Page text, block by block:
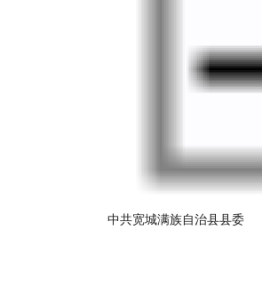
中共宽城满族自治县县委